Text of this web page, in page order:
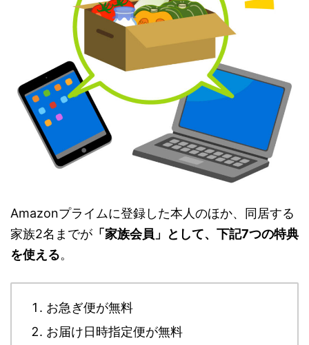
Amazonプライムに登録した本人のほか、同居する
家族2名までが 「家族会員」として、下記7つの特典
を使える。
お急ぎ便が無料
お届け日時指定便が無料